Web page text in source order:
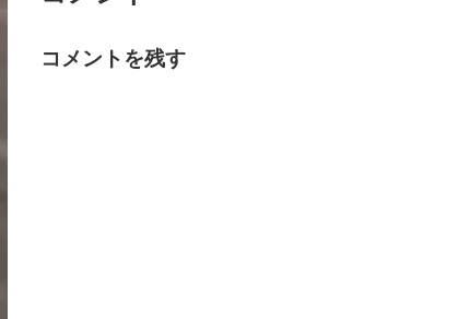
コメントを残す